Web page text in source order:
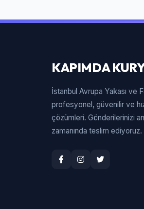
KAPIMDA
İstanbul Avrupa Yakası ve
profesyonel, güvenilir ve
çözümleri. Gönderilerinizi
zamanında teslim ediyoruz.